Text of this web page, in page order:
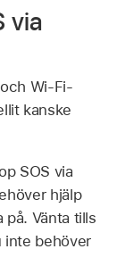
via
Wi-Fi-
kanske
SOS via
hjälp
på. Vänta tills
inte behöver